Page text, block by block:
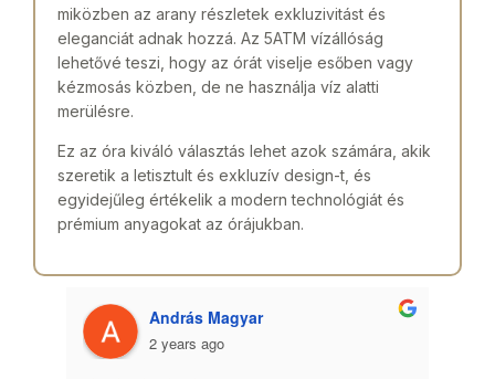
miközben az arany részletek exkluzivitást és
eleganciát adnak hozzá. Az 5ATM vízállóság
lehetővé teszi, hogy az órát viselje esőben vagy
kézmosás közben, de ne használja víz alatti
merülésre.
Ez az óra kiváló választás lehet azok számára, akik
szeretik a letisztult és exkluzív design-t, és
egyidejűleg értékelik a modern technológiát és
prémium anyagokat az órájukban.
András Magyar
2 years ago